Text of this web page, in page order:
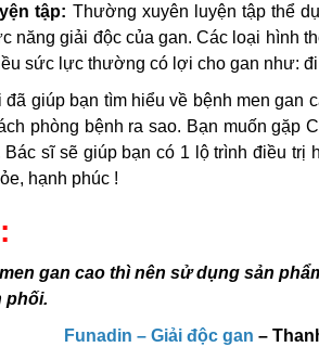
tập: Thường xuyên luyện tập thể
năng giải độc của gan. Các loại hình
sức lực thường có lợi cho gan như:
đã giúp bạn tìm hiểu về bệnh men
phòng bệnh ra sao. Bạn muốn gặp
Bác sĩ sẽ giúp bạn có 1 lộ trình điều trị
hạnh phúc !
gan cao thì nên sử dụng sản
phối.
Funadin – Giải độc gan –